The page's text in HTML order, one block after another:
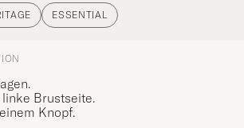
ESSENTIAL
linke Brustseite.
Knopf.